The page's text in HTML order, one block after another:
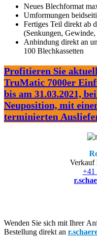
Neues Blechformat
Umformungen
Fertiges Teil direkt ab
(Senkungen,
Anbindung direkt an
100 Blechkassetten
Profitieren Sie
TruMatic 7000er
bis am 31.03.2021,
Neuposition, mit
terminierten
Verkauf
+41
Wenden Sie sich mit Ihrer
Bestellung direkt an